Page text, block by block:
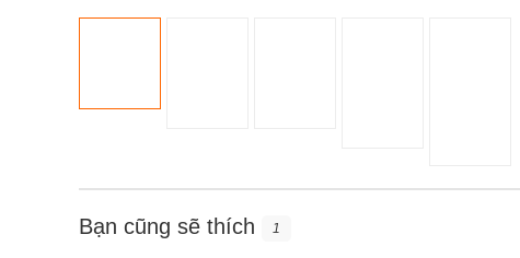
Bạn cũng sẽ thích 1